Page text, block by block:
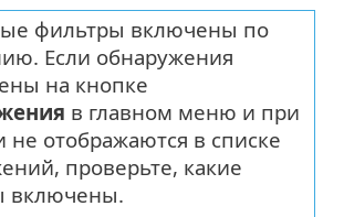
фильтры включены по
Если обнаружения
на кнопке
в главном меню и при
не отображаются в списке
проверьте, какие
включены.